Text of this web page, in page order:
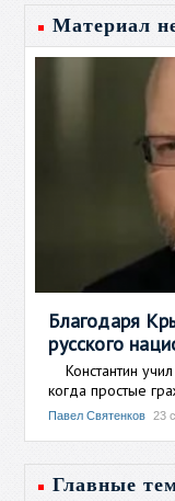
Материал
Благодаря
русского
Константин
когда простые
Павел Святенков 23
Главные